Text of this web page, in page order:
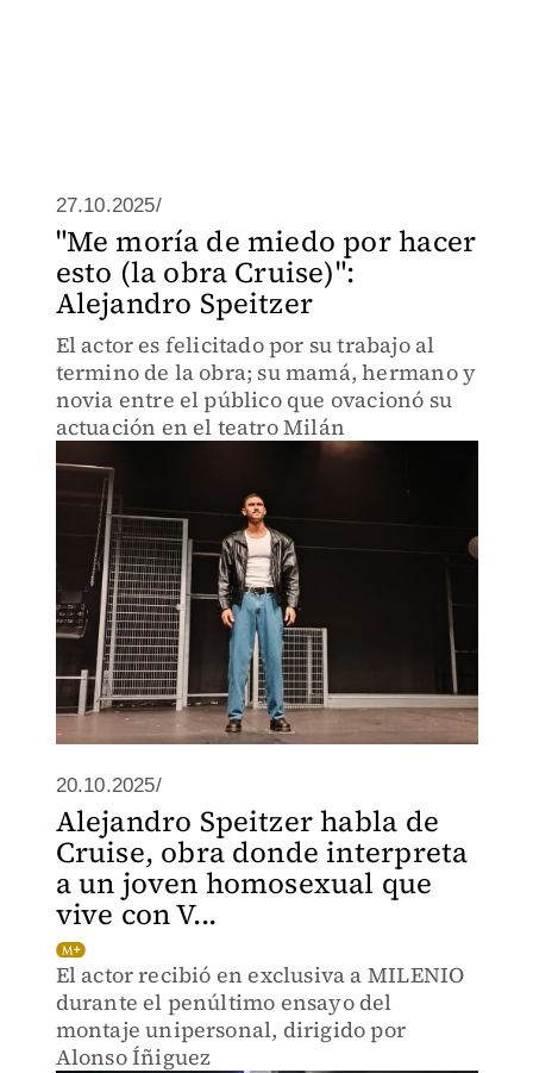
27.10.2025/
"Me moría de miedo por hacer
esto (la obra Cruise)":
Alejandro Speitzer
El actor es felicitado por su trabajo al
termino de la obra; su mamá, hermano y
novia entre el público que ovacionó su
actuación en el teatro Milán
20.10.2025/
Alejandro Speitzer habla de
Cruise, obra donde interpreta
a un joven homosexual que
vive con V...
El actor recibió en exclusiva a MILENIO
durante el penúltimo ensayo del
montaje unipersonal, dirigido por
Alonso Íñiguez